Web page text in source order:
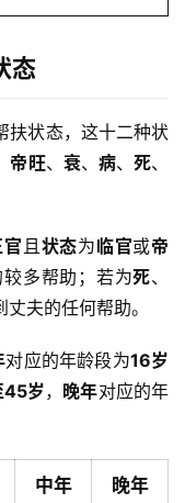
态
扶状态，这十二种状
帝旺、 衰、 病、死、
且状态为临官或帝
多帮助；若为死、
夫的任何帮助。
对应的年龄段为16岁
45岁， 晚年对应的年
中年 晚年